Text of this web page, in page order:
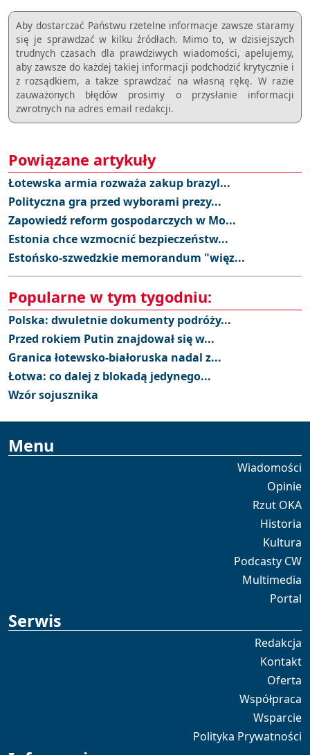
Aby dostarczać Państwu rzetelne informacje zawsze staramy
się je sprawdzać w kilku źródłach. Mimo to, w dzisiejszych
trudnych czasach dla prawdziwych wiadomości, apelujemy,
aby zawsze do każdej takiej informacji podchodzić krytycznie i
z rozsądkiem, a takze sprawdzać na własną rękę. W razie
zauważonych błędów prosimy o przysłanie informacji
zwrotnych na adres email redakcji.
Powiązane artykuły
Łotewska armia rozważa zakup brazyl...
Polityczna gra przed wyborami prezy...
Zapowiedź reform gospodarczych w Mo...
Estonia chce wzmocnić bezpieczeństw...
Estońsko-szwedzkie memorandum "więz...
Popularne w tym tygodniu:
Polska: dwuletnie dokumenty podróży...
Przed rokiem Putin znajdował się w...
Granica łotewsko-białoruska nadal z...
Łotwa: co dalej z blokadą jedynego...
Wzór sojusznika
Menu
Wiadomości
Opinie
Rzut OKA
Historia
Kultura
Podcasty CW
Multimedia
Portal
Serwis
Redakcja
Kontakt
Oferta
Współpraca
Wsparcie
Polityka Prywatności